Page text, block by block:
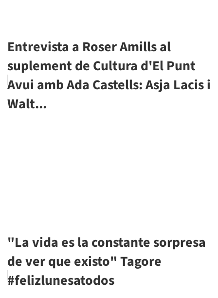
Entrevista a Roser Amills al
suplement de Cultura d'El Punt
Avui amb Ada Castells: Asja Lacis i
Walt...
"La vida es la constante sorpresa
de ver que existo" Tagore
#felizlunesatodos